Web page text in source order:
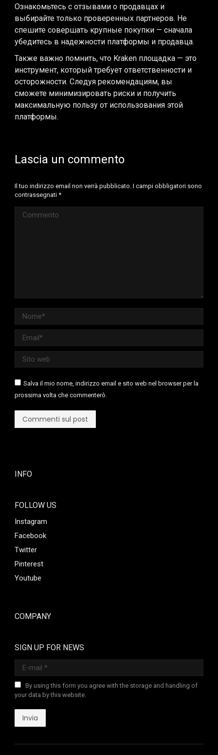
Ознакомьтесь с отзывами о продавцах и
выбирайте только проверенных партнеров. Не
спешите совершать крупные покупки — сначала
убедитесь в надежности платформы и продавца.
Также важно помнить, что Kraken площадка — это
инструмент, который требует ответственности и
осторожности. Следуя рекомендациям, вы
сможете минимизировать риски и получить
максимальную пользу от использования этой
платформы.
Lascia un commento
Il tuo indirizzo email non verrà pubblicato. I campi obbligatori sono
contrassegnati *
Commento
Nome *
Email *
Sito web
Salva il mio nome, indirizzo email e sito web nel browser per la
prossima volta che commenterò.
Commenti sul post
INFO
FOLLOW US
Instagram
Facebook
Twitter
Pinterest
Youtube
COMPANY
SIGN UP FOR NEWS
E-mail *
By using this form you agree with the storage and handling of
your data by this website.
Invia